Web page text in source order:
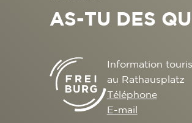
AS-TU DES
Information
au Rathausplatz
Téléphone
E-mail